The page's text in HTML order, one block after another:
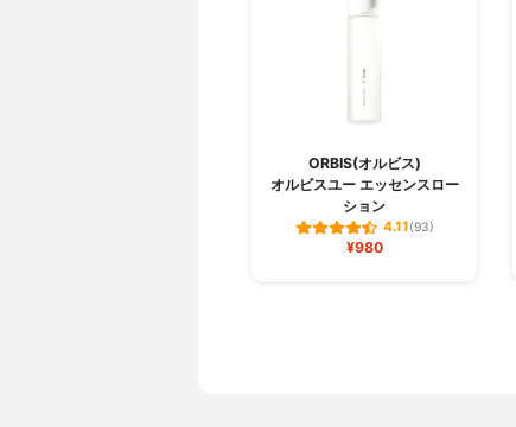
ORBIS(オルビス)
オルビスユー エッセンスロー
ション
4.11(93)
¥980